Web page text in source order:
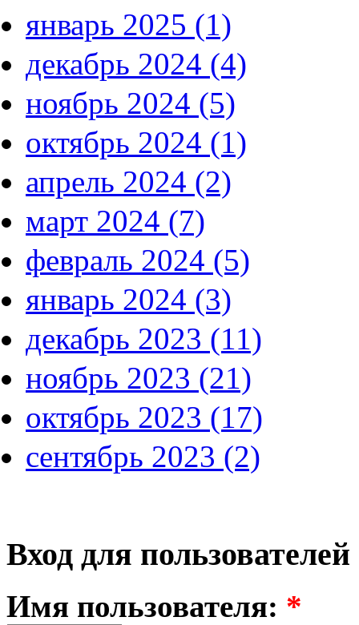
январь 2025 (1)
декабрь 2024 (4)
ноябрь 2024 (5)
октябрь 2024 (1)
апрель 2024 (2)
март 2024 (7)
февраль 2024 (5)
январь 2024 (3)
декабрь 2023 (11)
ноябрь 2023 (21)
октябрь 2023 (17)
сентябрь 2023 (2)
Вход для пользователей
Имя пользователя: *